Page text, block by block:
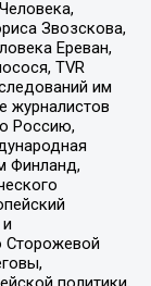
Звозскова,
Ереван,
TVR
им
журналистов
Россию,
Финланд,
Сторожевой